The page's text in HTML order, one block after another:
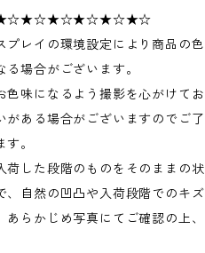
プレイの環境設定により商品の色
場合がございます。
色味になるよう撮影を心がけてお
がある場合がございますのでご了
。
荷した段階のものをそのままの状
、自然の凹凸や入荷段階でのキズ
らかじめ写真にてご確認の上、